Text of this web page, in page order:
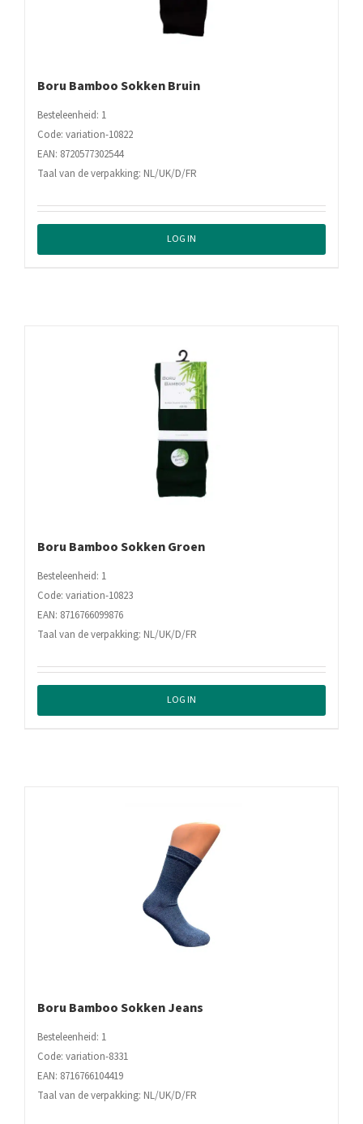
Boru Bamboo Sokken Bruin
Besteleenheid: 1
Code: variation-10822
EAN: 8720577302544
Taal van de verpakking: NL/UK/D/FR
LOG IN
Boru Bamboo Sokken Groen
Besteleenheid: 1
Code: variation-10823
EAN: 8716766099876
Taal van de verpakking: NL/UK/D/FR
LOG IN
Boru Bamboo Sokken Jeans
Besteleenheid: 1
Code: variation-8331
EAN: 8716766104419
Taal van de verpakking: NL/UK/D/FR